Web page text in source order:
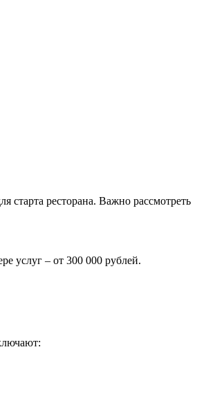
старта ресторана. Важно рассмотреть
услуг – от 300 000 рублей.